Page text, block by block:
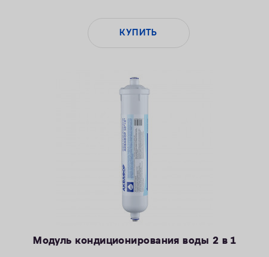
КУПИТЬ
Модуль кондиционирования воды 2 в 1